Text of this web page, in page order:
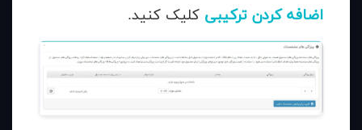
اضافه کردن ترکیبی کلیک کنید.